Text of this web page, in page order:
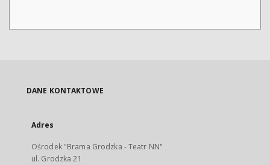
DANE KONTAKTOWE
Adres
Ośrodek "Brama Grodzka - Teatr NN"
ul. Grodzka 21